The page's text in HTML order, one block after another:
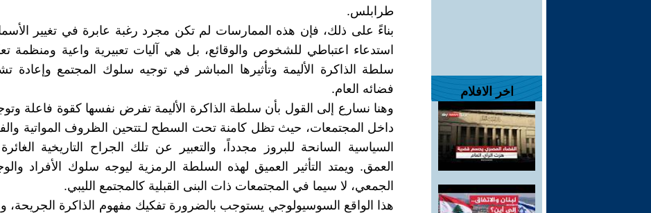
اخر الافلام
طرابلس.
بناءً على ذلك، فإن هذه الممارسات لم تكن مجرد رغبة عابرة في تغيير
استدعاء اعتباطي للشخوص والوقائع، بل هي آليات تعبيرية واعية ومنظمة
سلطة الذاكرة الأليمة وتأثيرها المباشر في توجيه سلوك المجتمع وإعادة
فضائه العام.
وهنا نسارع إلى القول بأن سلطة الذاكرة الأليمة تفرض نفسها كقوة فاعلة
داخل المجتمعات، حيث تظل كامنة تحت السطح لـتتحين الظروف المواتية
السياسية السانحة للبروز مجدداً، والتعبير عن تلك الجراح التاريخية
العمق. ويمتد التأثير العميق لهذه السلطة الرمزية ليوجه سلوك الأفراد
الجمعي، لا سيما في المجتمعات ذات البنى القبلية كالمجتمع الليبي.
هذا الواقع السوسيولوجي يستوجب بالضرورة تفكيك مفهوم الذاكرة الجريحة،